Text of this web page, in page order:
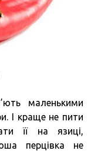
маленькими
І краще не пити
її на язиці,
перцівка не